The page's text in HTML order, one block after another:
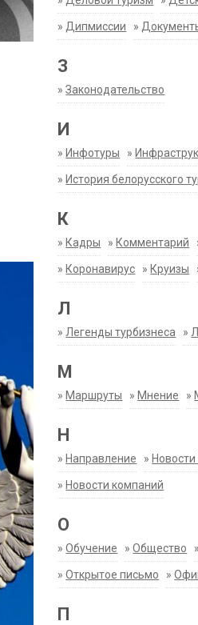
» Дипмиссии »
З
»Законодательство
И
» Инфотуры »
» История белорусского
К
» Кадры » Комментарий
» Коронавирус » Круизы
Л
» Легенды турбизнеса »
М
» Маршруты » Мнение »
Н
» Направление »
» Новости компаний
О
»Обучение »Общество
»Открытое письмо »
П